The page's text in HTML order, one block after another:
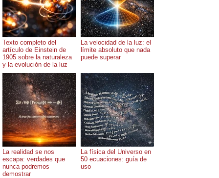
Texto completo del
artículo de Einstein de
1905 sobre la naturaleza
y la evolución de la luz
La velocidad de la luz: el
límite absoluto que nada
puede superar
La realidad se nos
escapa: verdades que
nunca podremos
demostrar
La física del Universo en
50 ecuaciones: guía de
uso